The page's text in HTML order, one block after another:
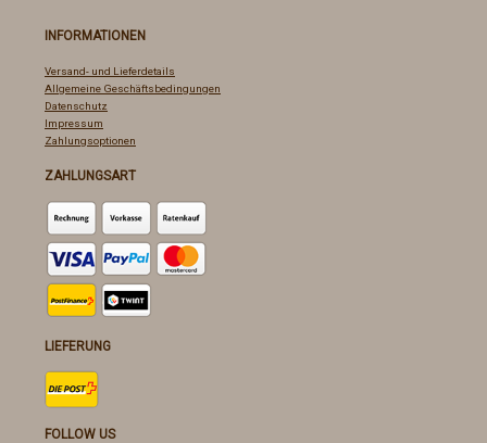
INFORMATIONEN
Versand- und Lieferdetails
Allgemeine Geschäftsbedingungen
Datenschutz
Impressum
Zahlungsoptionen
ZAHLUNGSART
LIEFERUNG
FOLLOW US